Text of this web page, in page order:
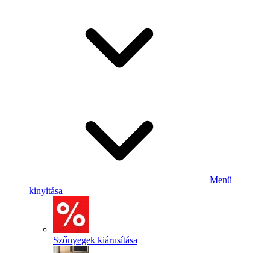
Menü
kinyitása
Szőnyegek kiárusítása